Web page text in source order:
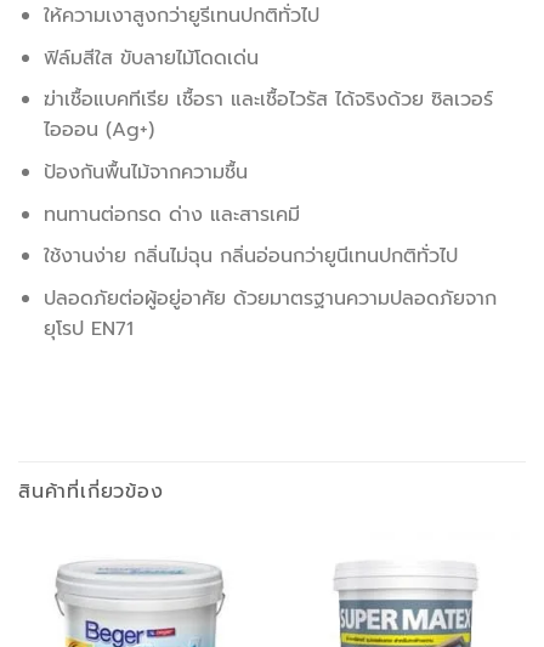
ให้ความเงาสูงกว่ายูรีเทนปกติทั่วไป
ฟิล์มสีใส ขับลายไม้โดดเด่น
ฆ่าเชื้อแบคทีเรีย เชื้อรา และเชื้อไวรัส ได้จริงด้วย ซิลเวอร์
ไอออน (Ag+)
ป้องกันพื้นไม้จากความชื้น
ทนทานต่อกรด ด่าง และสารเคมี
ใช้งานง่าย กลิ่นไม่ฉุน กลิ่นอ่อนกว่ายูนีเทนปกติทั่วไป
ปลอดภัยต่อผู้อยู่อาศัย ด้วยมาตรฐานความปลอดภัยจาก
ยุโรป EN71
สินค้าที่เกี่ยวข้อง